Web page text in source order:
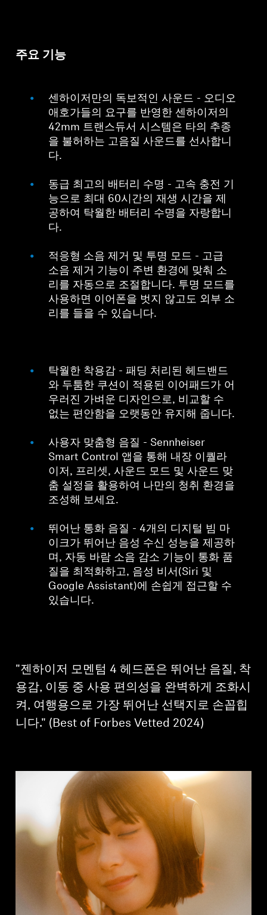
주요 기능
센하이저만의 독보적인 사운드 - 오디오
애호가들의 요구를 반영한 센하이저의
42mm 트랜스듀서 시스템은 타의 추종
을 불허하는 고음질 사운드를 선사합니
다.
동급 최고의 배터리 수명 - 고속 충전 기
능으로 최대 60시간의 재생 시간을 제
공하여 탁월한 배터리 수명을 자랑합니
다.
적응형 소음 제거 및 투명 모드 - 고급
소음 제거 기능이 주변 환경에 맞춰 소
리를 자동으로 조절합니다. 투명 모드를
사용하면 이어폰을 벗지 않고도 외부 소
리를 들을 수 있습니다.
탁월한 착용감 - 패딩 처리된 헤드밴드
와 두툼한 쿠션이 적용된 이어패드가 어
우러진 가벼운 디자인으로, 비교할 수
없는 편안함을 오랫동안 유지해 줍니다.
사용자 맞춤형 음질 - Sennheiser
Smart Control 앱을 통해 내장 이퀄라
이저, 프리셋, 사운드 모드 및 사운드 맞
춤 설정을 활용하여 나만의 청취 환경을
조성해 보세요.
뛰어난 통화 음질 - 4개의 디지털 빔 마
이크가 뛰어난 음성 수신 성능을 제공하
며, 자동 바람 소음 감소 기능이 통화 품
질을 최적화하고, 음성 비서(Siri 및
Google Assistant)에 손쉽게 접근할 수
있습니다.
"젠하이저 모멘텀 4 헤드폰은 뛰어난 음질, 착
용감, 이동 중 사용 편의성을 완벽하게 조화시
켜, 여행용으로 가장 뛰어난 선택지로 손꼽힙
니다." (Best of Forbes Vetted 2024)